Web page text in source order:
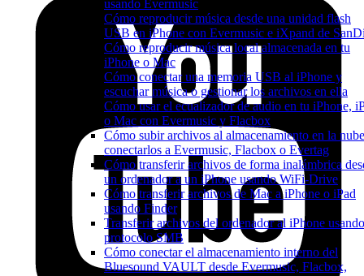
usando Evermusic
Cómo reproducir música desde una unidad flash
USB en iPhone con Evermusic e iXpand de
Cómo reproducir música local almacenada en tu
iPhone o Mac
Cómo conectar una memoria USB al iPhone y
escuchar música o gestionar los archivos en ella
Cómo usar el ecualizador de audio en tu iPhone,
o Mac con Evermusic y Flacbox
Cómo subir archivos al almacenamiento en la
conectarlos a Evermusic, Flacbox o Evertag
Cómo transferir archivos de forma inalámbrica
un ordenador a un iPhone usando WiFi-Drive
Cómo transferir archivos de Mac a iPhone o iPad
usando Finder
Transferir archivos del ordenador al iPhone
protocolo SMB
Cómo conectar el almacenamiento interno del
Bluesound VAULT desde Evermusic, Flacbox,